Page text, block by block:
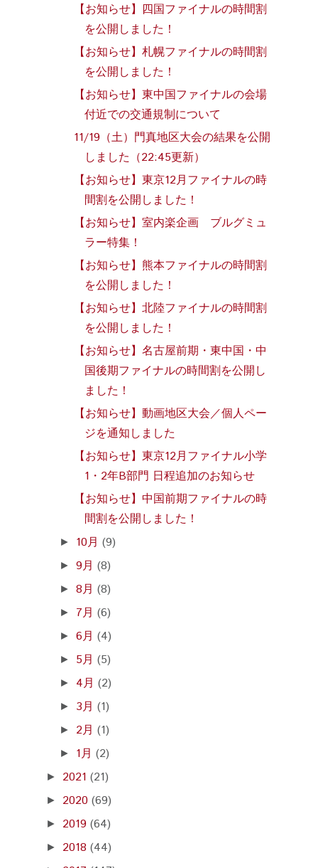
【お知らせ】四国ファイナルの時間割
を公開しました！
【お知らせ】札幌ファイナルの時間割
を公開しました！
【お知らせ】東中国ファイナルの会場
付近での交通規制について
11/19（土）門真地区大会の結果を公開
しました（22:45更新）
【お知らせ】東京12月ファイナルの時
間割を公開しました！
【お知らせ】室内楽企画 ブルグミュ
ラー特集！
【お知らせ】熊本ファイナルの時間割
を公開しました！
【お知らせ】北陸ファイナルの時間割
を公開しました！
【お知らせ】名古屋前期・東中国・中
国後期ファイナルの時間割を公開し
ました！
【お知らせ】動画地区大会／個人ペー
ジを通知しました
【お知らせ】東京12月ファイナル小学
1・2年B部門 日程追加のお知らせ
【お知らせ】中国前期ファイナルの時
間割を公開しました！
► 10月(9)
►9月(8)
►8月(8)
► 7月(6)
►6月(4)
► 5月(5)
► 4月(2)
► 3月(1)
► 2月(1)
► 1月(2)
► 2021 (21)
► 2020 (69)
► 2019 (64)
► 2018 (44)